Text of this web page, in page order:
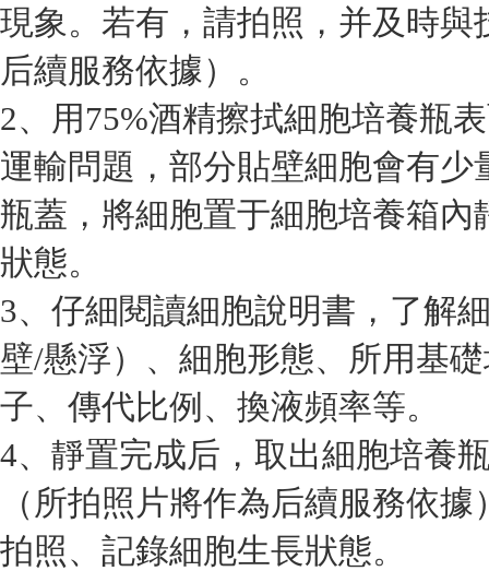
現象。若有，請拍照，并及時
后續服務依據）。
2、用75%酒精擦拭細胞培養瓶
運輸問題，部分貼壁細胞會有
瓶蓋，將細胞置于細胞培養箱
狀態。
3、仔細閱讀細胞說明書，了解
壁/懸浮）、細胞形態、所用基
子、傳代比例、換液頻率等。
4、靜置完成后，取出細胞培養
（所拍照片將作為后續服務依
拍照、記錄細胞生長狀態。